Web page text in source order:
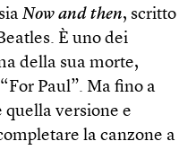
Now and then, scritto
È uno dei
della sua morte,
Paul”. Ma fino a
versione e
la canzone a